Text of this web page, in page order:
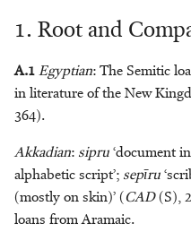
Supernatural Beings
Textile Production
Toponyms
Transport
Tribute
Willem Smelik
Cees Stavleu
Chiara Stornaiuolo
T. Jonathan Stökl
Bas ter Haar Romeny
1.Root and
A.1Egyptian: The Semitic
in literature of the New
364).
Akkadian: sipru‘document
alphabetic script’; sepīru
(mostly on skin)’ (CAD(S),
loans from Aramaic.